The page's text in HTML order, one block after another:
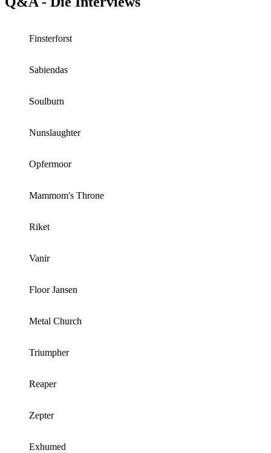
Finsterforst
Sabiendas
Soulburn
Nunslaughter
Opfermoor
Mammom's Throne
Riket
Vanir
Floor Jansen
Metal Church
Triumpher
Reaper
Zepter
Exhumed